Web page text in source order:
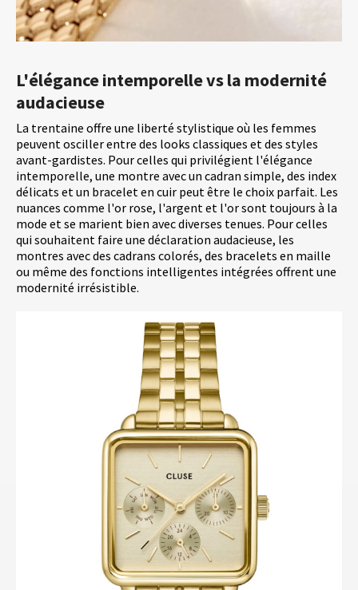
L'élégance intemporelle vs la modernité
audacieuse
La trentaine offre une liberté stylistique où les femmes
peuvent osciller entre des looks classiques et des styles
avant-gardistes. Pour celles qui privilégient l'élégance
intemporelle, une montre avec un cadran simple, des index
délicats et un bracelet en cuir peut être le choix parfait. Les
nuances comme l'or rose, l'argent et l'or sont toujours à la
mode et se marient bien avec diverses tenues. Pour celles
qui souhaitent faire une déclaration audacieuse, les
montres avec des cadrans colorés, des bracelets en maille
ou même des fonctions intelligentes intégrées offrent une
modernité irrésistible.